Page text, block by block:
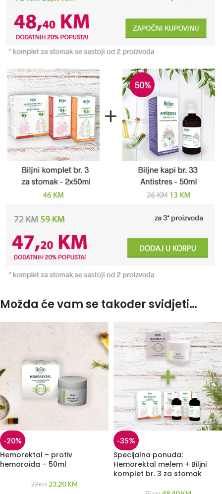
Možda će vam se također svidjeti…
-20%
Hemorektal – protiv
hemoroida – 50ml
29KM 23,20 KM
-35%
Specijalna ponuda:
Hemorektal melem + Biljni
komplet br. 3 za stomak